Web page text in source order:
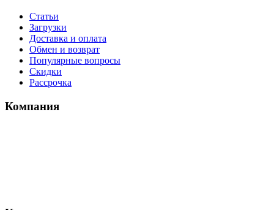
Статьи
Загрузки
Доставка и оплата
Обмен и возврат
Популярные вопросы
Скидки
Рассрочка
Компания